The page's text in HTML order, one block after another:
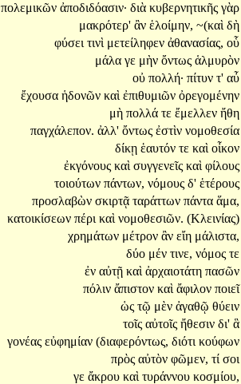
πολεμικῶν ἀποδιδόασιν· διὰ κυβερνητικῆς γὰρ
μακρότερ' ἂν ἑλοίμην, ~(καὶ δὴ
φύσει τινὶ μετείληφεν ἀθανασίας, οὗ
μάλα γε μὴν ὄντως ἁλμυρὸν
οὐ πολλή· πίτυν τ' αὖ
ἔχουσα ἡδονῶν καὶ ἐπιθυμιῶν ὀρεγομένην
μὴ πολλά τε ἔμελλεν ἤθη
παγχάλεπον. ἀλλ' ὄντως ἐστὶν νομοθεσία
δίκῃ ἑαυτόν τε καὶ οἶκον
ἐκγόνους καὶ συγγενεῖς καὶ φίλους
τοιούτων πάντων, νόμους δ' ἑτέρους
προσλαβὼν σκιρτᾷ ταράττων πάντα ἅμα,
κατοικίσεων πέρι καὶ νομοθεσιῶν. (Κλεινίας)
χρημάτων μέτρον ἂν εἴη μάλιστα,
δύο μέν τινε, νόμος τε
ἐν αὐτῇ καὶ ἀρχαιοτάτη πασῶν
πόλιν ἄπιστον καὶ ἄφιλον ποιεῖ
ὡς τῷ μὲν ἀγαθῷ θύειν
τοῖς αὐτοῖς ἤθεσιν δι' ἃ
γονέας εὐφημίαν (διαφερόντως, διότι κούφων
πρὸς αὐτὸν φῶμεν, τί σοι
γε ἄκρου καὶ τυράννου κοσμίου,